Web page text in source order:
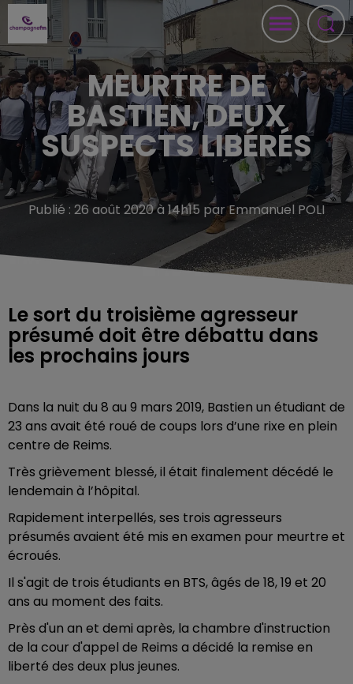
MEURTRE DE
BASTIEN, DEUX
SUSPECTS LIBÉRÉS
Publié : 26 août 2020 à 14h15 par Emmanuel POLI
Le sort du troisième agresseur
présumé doit être débattu dans
les prochains jours
Dans la nuit du 8 au 9 mars 2019, Bastien un étudiant de
23 ans avait été roué de coups lors d’une rixe en plein
centre de Reims.
Très grièvement blessé, il était finalement décédé le
lendemain à l’hôpital.
Rapidement interpellés, ses trois agresseurs
présumés avaient été mis en examen pour meurtre et
écroués.
Il s'agit de trois étudiants en BTS, âgés de 18, 19 et 20
ans au moment des faits.
Près d'un an et demi après, la chambre d'instruction
de la cour d'appel de Reims a décidé la remise en
liberté des deux plus jeunes.